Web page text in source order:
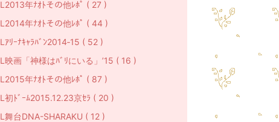
L2013年ﾅｵﾄその他ﾚﾎﾟ ( 27 )
L2014年ﾅｵﾄその他ﾚﾎﾟ ( 44 )
Lｱﾘｰﾅｷｬﾗﾊﾞﾝ2014‐15 ( 52 )
L映画「神様はﾊﾞﾘにいる」’15 ( 16 )
L2015年ﾅｵﾄその他ﾚﾎﾟ ( 87 )
L初ﾄﾞｰﾑ2015.12.23京ｾﾗ ( 20 )
L舞台DNA-SHARAKU ( 12 )